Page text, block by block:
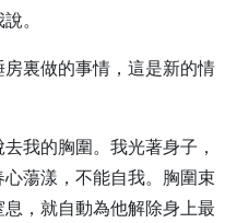
。
裏做的事情，這是新的情
我的胸圍。我光著身子，
蕩漾，不能自我。胸圍束
，就自動為他解除身上最